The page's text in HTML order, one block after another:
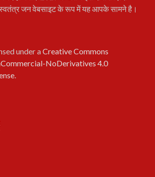
जन वेबसाइट के रूप में यह आपके सामने है।
under aCreative Commons
NoDerivatives 4.0
.